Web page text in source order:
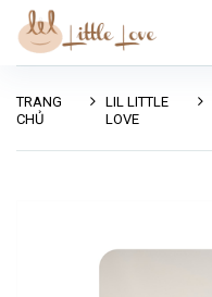
TRANG
CHỦ
LIL LITTLE
LOVE